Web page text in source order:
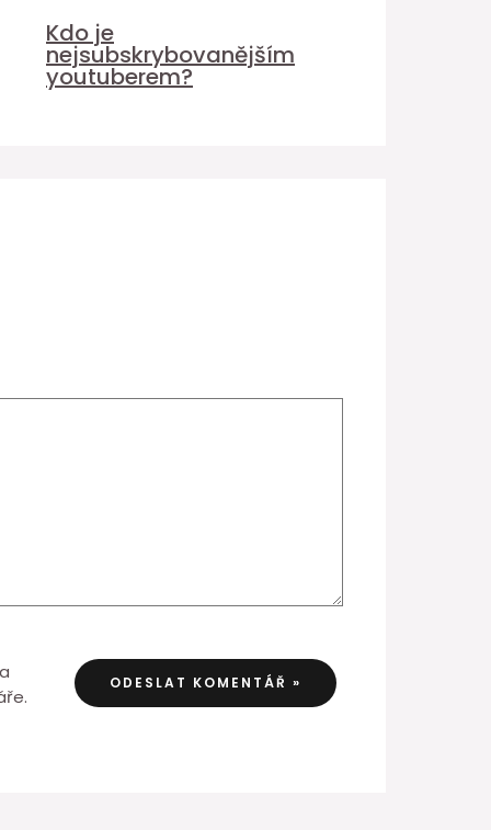
Kdo je
nejsubskrybovanějším
youtuberem?